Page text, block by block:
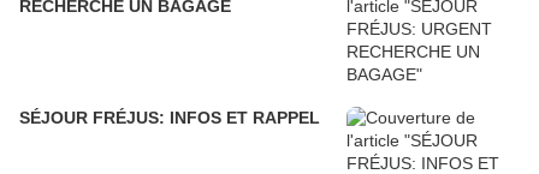
RECHERCHE UN BAGAGE
SÉJOUR FRÉJUS: INFOS ET RAPPEL